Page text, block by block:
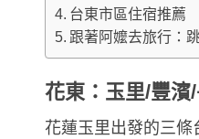
台東市區住宿推薦
跟著阿嬤去旅行：
花東：玉里/豐濱
花蓮玉里出發的三